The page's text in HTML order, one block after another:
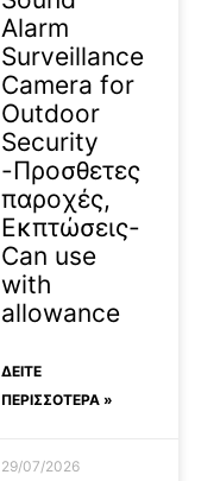
Alarm
Surveillance
Camera for
Outdoor
Security
-Προσθετες
παροχές,
Εκπτώσεις-
Can use
with
allowance
ΔΕΊΤΕ
ΠΕΡΙΣΣΟΤΕΡΑ »
29/07/2026